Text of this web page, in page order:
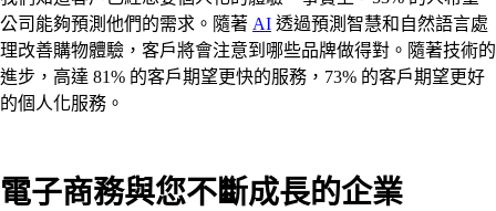
公司能夠預測他們的需求。隨著 AI 透過預測智慧和自然語言處
理改善購物體驗，客戶將會注意到哪些品牌做得對。隨著技術的
進步，高達 81% 的客戶期望更快的服務，73% 的客戶期望更好
的個人化服務。
電子商務與您不斷成長的企業